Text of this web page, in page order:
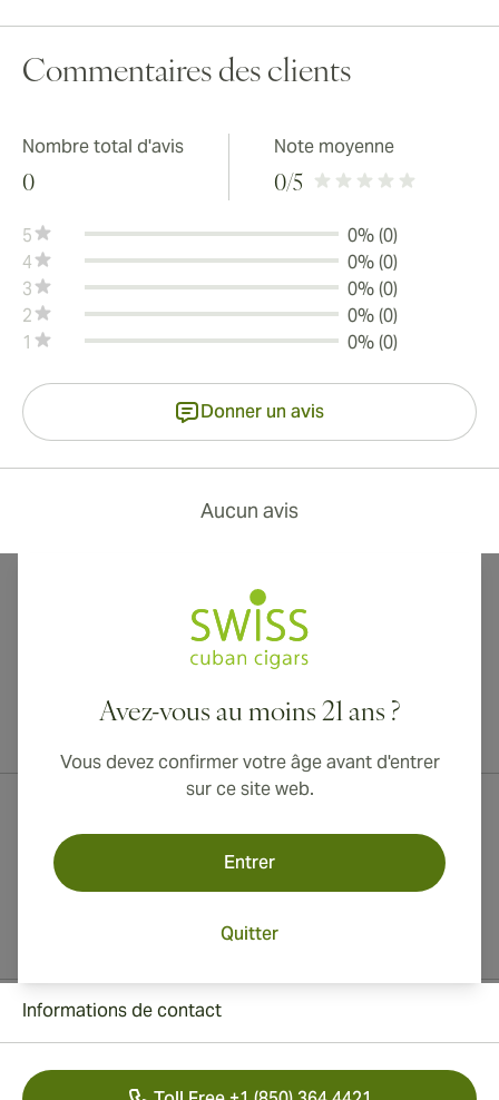
Commentaires des clients
Nombre total d'avis
0
Note moyenne
0/5
5
0% (0)
4
0% (0)
3
0% (0)
2
0% (0)
1
0% (0)
Donner un avis
Aucun avis
Avez-vous au moins 21 ans ?
Vous devez confirmer votre âge avant d'entrer
sur ce site web.
Entrer
Quitter
Livraison internationale disponible vers le Canada, le Royaume-Uni
Informations de contact